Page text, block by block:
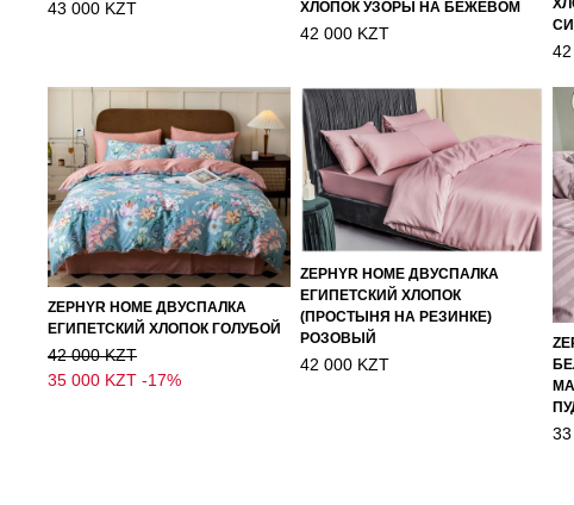
43 000 KZT
ХЛОПОК УЗОРЫ НА БЕЖЕВОМ
42 000 KZT
ZEPHYR HOME ДВУСПАЛКА
ЕГИПЕТСКИЙ ХЛОПОК ГОЛУБОЙ
42 000 KZT
35 000 KZT -17%
ZEPHYR HOME ДВУСПАЛКА
ЕГИПЕТСКИЙ ХЛОПОК
(ПРОСТЫНЯ НА РЕЗИНКЕ)
РОЗОВЫЙ
42 000 KZT